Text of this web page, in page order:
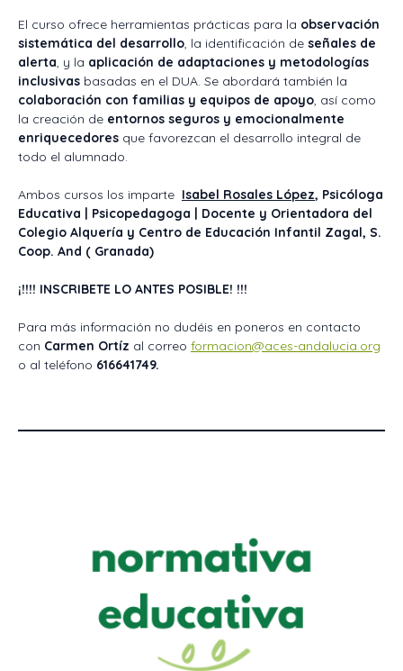
El curso ofrece herramientas prácticas para la observación
sistemática del desarrollo, la identificación de señales de
alerta, y la aplicación de adaptaciones y metodologías
inclusivas basadas en el DUA. Se abordará también la
colaboración con familias y equipos de apoyo, así como
la creación de entornos seguros y emocionalmente
enriquecedores que favorezcan el desarrollo integral de
todo el alumnado.
Ambos cursos los imparte Isabel Rosales López, Psicóloga
Educativa | Psicopedagoga | Docente y Orientadora del
Colegio Alquería y Centro de Educación Infantil Zagal, S.
Coop. And ( Granada)
¡!!!! INSCRIBETE LO ANTES POSIBLE! !!!
Para más información no dudéis en poneros en contacto
con Carmen Ortíz al correo formacion@aces-andalucia.org
o al teléfono 616641749.